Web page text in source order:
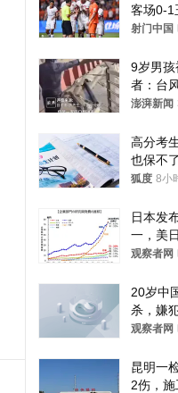
客场0-1
射门中国
9岁男
者：台
家四口
澎湃新闻
高分考
也保不
狐度 8小
日本发
一，美
观察者网
20岁中
杀，嫌
看到他
观察者网
昆明一
2伤，施